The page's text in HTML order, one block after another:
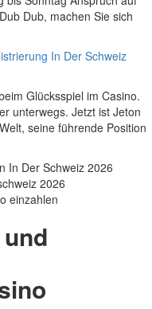
Dub, machen Sie sich
In Der Schweiz
Glücksspiel im Casino.
unterwegs. Jetzt ist Jeton
seine führende Position
In Der Schweiz 2026
2026
einzahlen